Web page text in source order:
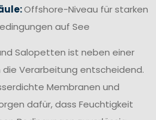
Offshore-Niveau für starken
auf See
Salopetten ist neben einer
Verarbeitung entscheidend.
Membranen und
dafür, dass Feuchtigkeit